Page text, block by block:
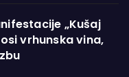
„Kušaj
vrhunska vina,